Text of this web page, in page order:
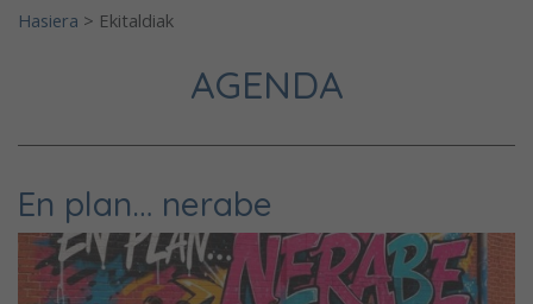
Hasiera > Ekitaldiak
AGENDA
En plan… nerabe